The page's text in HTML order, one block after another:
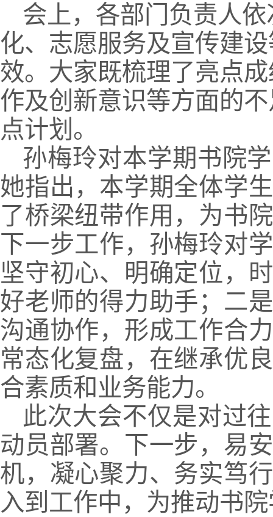
会上，各部门负责人
化、志愿服务及宣传建
效。大家既梳理了亮点
作及创新意识等方面的
点计划。
孙梅玲对本学期书院
她指出，本学期全体学
了桥梁纽带作用，为书
下一步工作，孙梅玲对
坚守初心、明确定位，
好老师的得力助手；二
沟通协作，形成工作合
常态化复盘，在继承优
合素质和业务能力。
此次大会不仅是对过
动员部署。下一步，易
机，凝心聚力、务实笃
入到工作中，为推动书